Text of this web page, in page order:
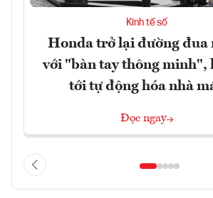
Kinh tế số
Honda trở lại đường đua
với "bàn tay thông minh",
tới tự động hóa nhà
Đọc ngay